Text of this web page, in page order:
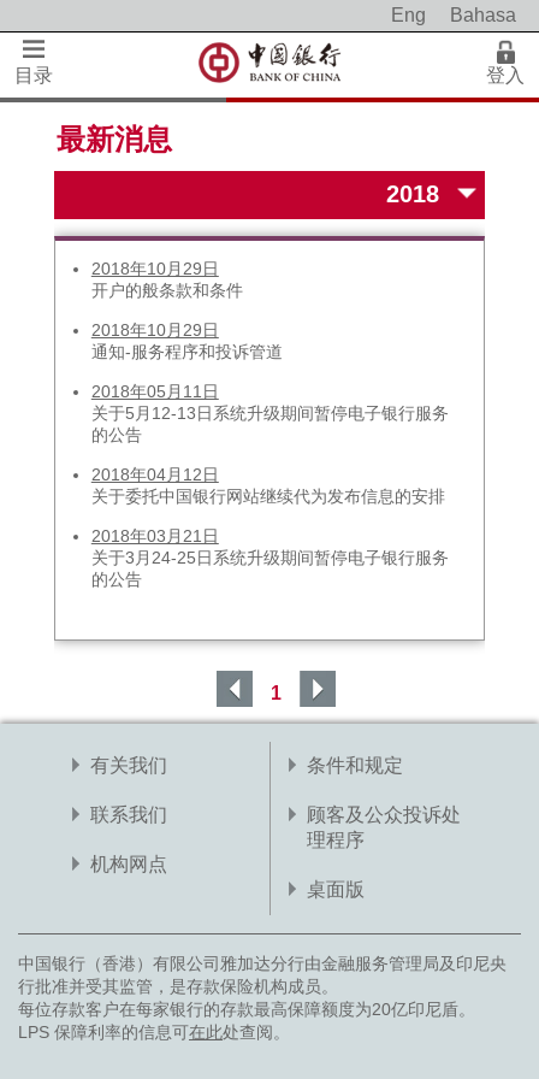
Eng Bahasa
目录 登入
最新消息
2018年10月29日
开户的般条款和条件
2018年10月29日
通知-服务程序和投诉管道
2018年05月11日
关于5月12-13日系统升级期间暂停电子银行服务
的公告
2018年04月12日
关于委托中国银行网站继续代为发布信息的安排
2018年03月21日
关于3月24-25日系统升级期间暂停电子银行服务
的公告
1
有关我们
联系我们
机构网点
条件和规定
顾客及公众投诉处
理程序
桌面版
中国银行（香港）有限公司雅加达分行由金融服务管理局及印尼央
行批准并受其监管，是存款保险机构成员。
每位存款客户在每家银行的存款最高保障额度为20亿印尼盾。
LPS 保障利率的信息可在此处查阅。